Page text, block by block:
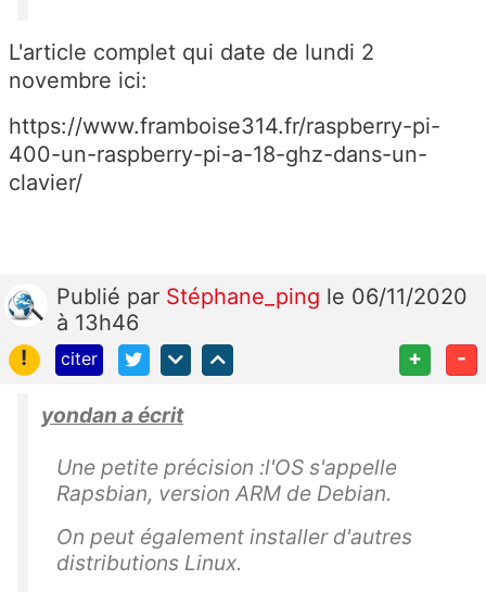
L'article complet qui date de lundi 2
novembre ici:
https://www.framboise314.fr/raspberry-pi-
400-un-raspberry-pi-a-18-ghz-dans-un-
clavier/
Publié par Stéphane_ping le 06/11/2020
à 13h46
!
citer + -
yondan a écrit
Une petite précision :l'OS s'appelle
Rapsbian, version ARM de Debian.
On peut également installer d'autres
distributions Linux.